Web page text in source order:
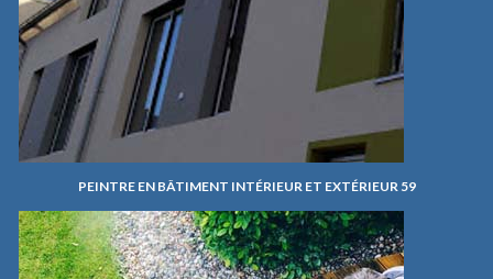
PEINTRE EN BÂTIMENT INTÉRIEUR ET EXTÉRIEUR 59